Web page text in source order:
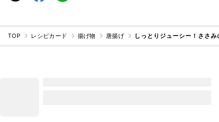
TOP レシピカード 揚げ物 唐揚げ しっとりジューシー！ささ